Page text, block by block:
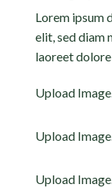
Lorem ipsum
elit, sed diam
laoreet
Upload
Upload
Upload